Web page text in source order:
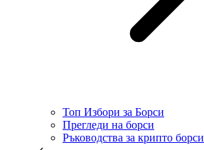
Топ Избори за Борси
Прегледи на борси
Ръководства за крипто борси